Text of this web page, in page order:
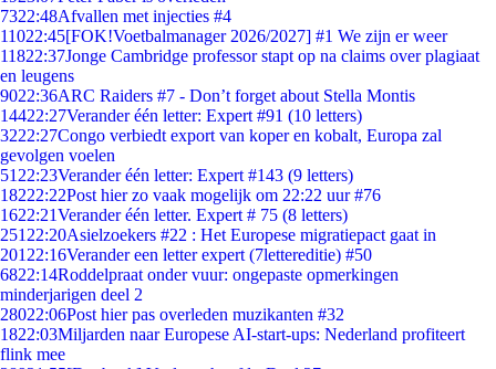
7322:48Afvallen met injecties #4
11022:45[FOK!Voetbalmanager 2026/2027] #1 We zijn er weer
11822:37Jonge Cambridge professor stapt op na claims over plagiaat
en leugens
9022:36ARC Raiders #7 - Don’t forget about Stella Montis
14422:27Verander één letter: Expert #91 (10 letters)
3222:27Congo verbiedt export van koper en kobalt, Europa zal
gevolgen voelen
51 22:23Verander één letter: Expert #143 (9 letters)
18222:22Post hier zo vaak mogelijk om 22:22 uur #76
1622:21Verander één letter. Expert # 75 (8 letters)
251 22:20Asielzoekers #22 : Het Europese migratiepact gaat in
201 22:16Verander een letter expert (7lettereditie) #50
6822:14Roddelpraat onder vuur: ongepaste opmerkingen
minderjarigen deel 2
28022:06Post hier pas overleden muzikanten #32
1822:03Miljarden naar Europese AI-start-ups: Nederland profiteert
flink mee